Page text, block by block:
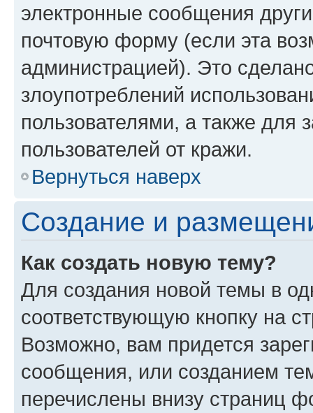
электронные сообщения
почтовую форму (если эта
администрацией). Это
злоупотреблений
пользователями, а также для
пользователей от кражи.
Вернуться наверх
Создание и
Как создать новую тему?
Для создания новой темы в
соответствующую кнопку на
Возможно, вам придется
сообщения, или созданием
перечислены внизу страниц